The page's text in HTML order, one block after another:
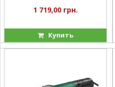
1 719,00 грн.
Купить